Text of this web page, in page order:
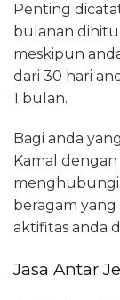
Penting
bulanan
meskipun
dari 30 hari
1 bulan.
Bagi anda
Kamal
menghubungi
beragam
aktifitas anda
Jasa Antar